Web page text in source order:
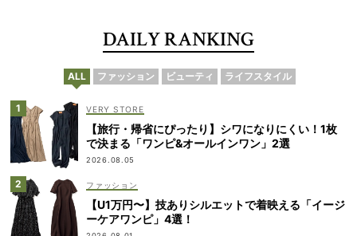
DAILY RANKING
ALL ファッション ビューティ ライフスタイル
VERY STORE
【旅行・帰省にぴったり】シワになりにくい！1枚
で決まる「ワンピ&オールインワン」2選
2026.08.05
ファッション
【U1万円〜】技ありシルエットで着映える「イージ
ーケアワンピ」4選！